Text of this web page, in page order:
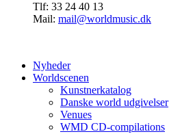
Tlf: 33 24 40 13
Mail: mail@worldmusic.dk
Nyheder
Worldscenen
Kunstnerkatalog
Danske world udgivelser
Venues
WMD CD-compilations